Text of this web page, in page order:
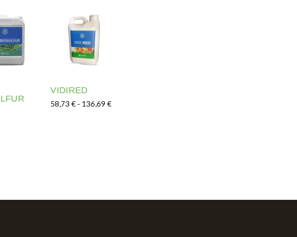
desde 23,90 € hasta 58,22 €
VIDIRED
58,73€ - 136,69€Rango de precios: desde 58,73 € hasta 136,69 €